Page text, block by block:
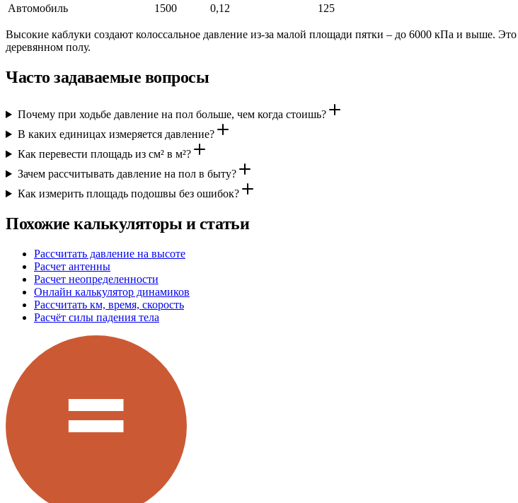
Автомобиль
1500 0,12 125
Высокие каблуки создают колоссальное давление из-за малой площади пятки – до 6000 кПа и выше.
деревянном полу.
Часто задаваемые вопросы
Почему при ходьбе давление на пол больше, чем когда стоишь?
В каких единицах измеряется давление?
Как перевести площадь из см² в м²?
Зачем рассчитывать давление на пол в быту?
Как измерить площадь подошвы без ошибок?
Похожие калькуляторы и статьи
Рассчитать давление на высоте
Расчет антенны
Расчет неопределенности
Онлайн калькулятор динамиков
Рассчитать км, время, скорость
Расчёт силы падения тела